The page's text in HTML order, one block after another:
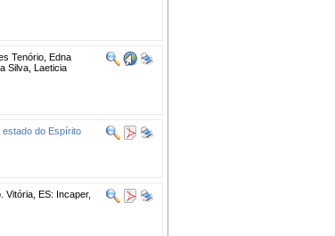
Tenório, Edna
Silva, Laeticia
do Espírito
ES: Incaper,